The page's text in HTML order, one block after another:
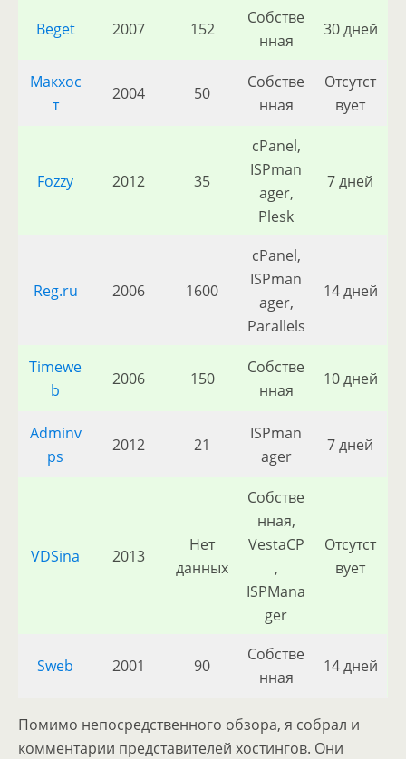
Beget 2007 152
Собстве
нная
30 дней
Макхос
т
2004 50
Собстве
нная
Отсутст
вует
Fozzy 2012 35
cPanel,
ISPman
ager,
Plesk
7 дней
Reg.ru 2006 1600
cPanel,
ISPman
ager,
Parallels
14 дней
Timewe
b
2006 150
Собстве
нная
10 дней
Adminv
ps
2012 21
ISPman
ager
7 дней
VDSina 2013
Нет
данных
Собстве
нная,
VestaCP
,
ISPMana
ger
Отсутст
вует
Sweb 2001 90
Собстве
нная
14 дней
Помимо непосредственного обзора, я собрал и
комментарии представителей хостингов. Они